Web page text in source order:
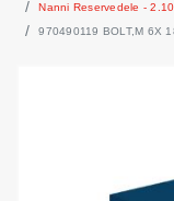
Nanni Reservedele - 2.10
970490119 BOLT,M 6X